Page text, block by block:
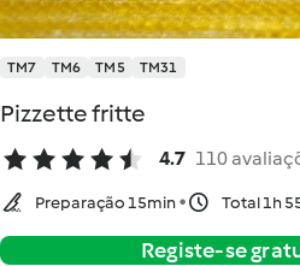
TM7 TM6 TM5 TM31
Pizzette fritte
4.7 110
Preparação 15min Total 1h
Registe-se